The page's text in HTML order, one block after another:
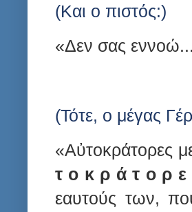
(Και ο πιστός:)
«Δεν σας
(Τότε, ο μέγας
«Αὐτοκράτορες
τ ο κ ρ ά τ ο ρ ε
εαυτούς των,